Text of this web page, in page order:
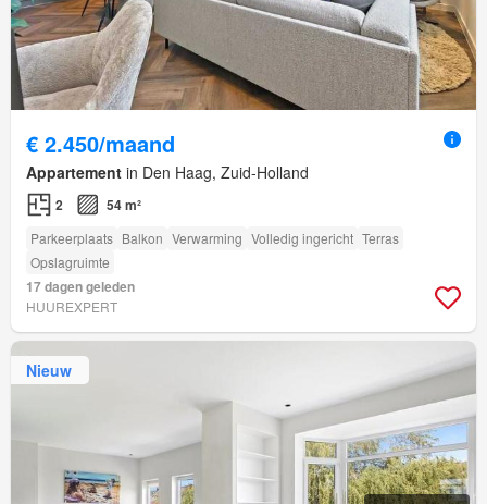
€ 2.450/maand
Appartement in Den Haag, Zuid-Holland
2 54 m²
Parkeerplaats Balkon Verwarming Volledig ingericht Terras
Opslagruimte
17 dagen geleden
HUUREXPERT
Nieuw